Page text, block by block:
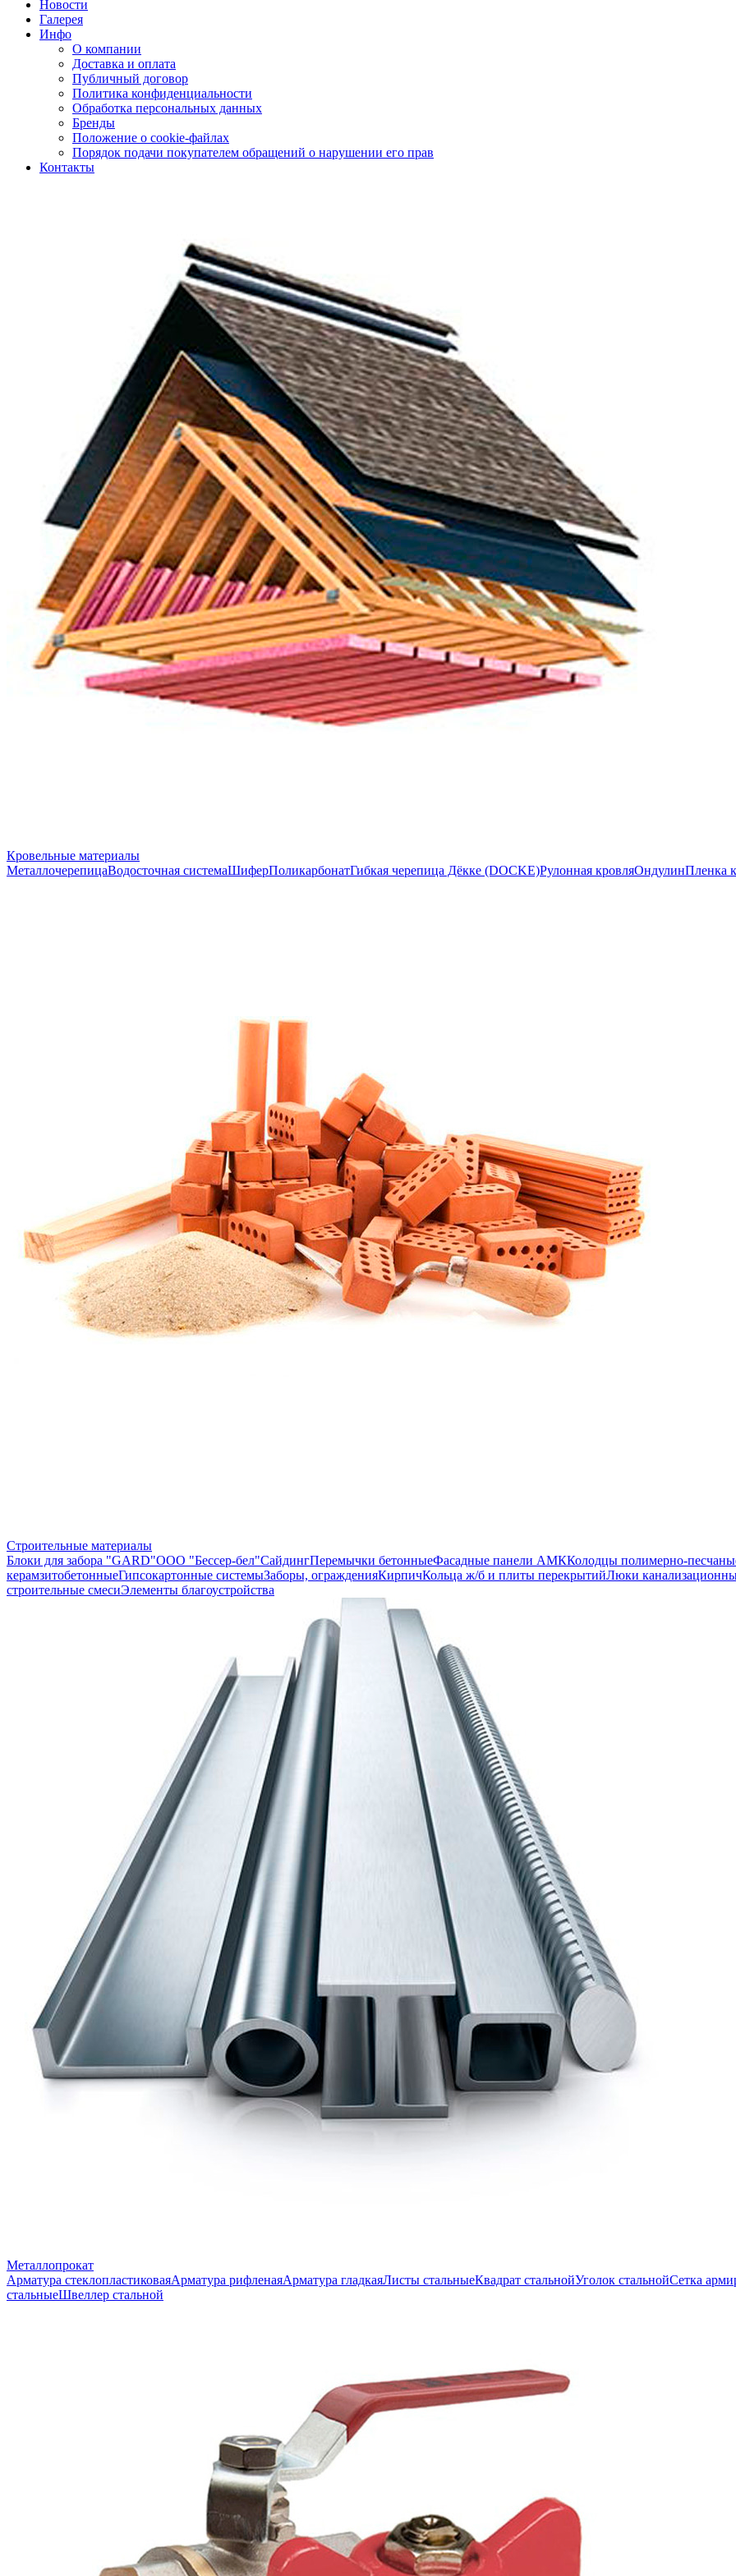
Новости
Галерея
Инфо
О компании
Доставка и оплата
Публичный договор
Политика конфиденциальности
Обработка персональных данных
Бренды
Положение о cookie-файлах
Порядок подачи покупателем обращений о нарушении его прав
Контакты
Кровельные материалы
МеталлочерепицаВодосточная системаШиферПоликарбонатГибкая черепица Дёкке (DOCKE)Рулонная кровляОндулинПленка
Строительные материалы
Блоки для забора "GARD"ООО "Бессер-бел"СайдингПеремычки бетонныеФасадные панели АМККолодцы полимерно-
керамзитобетонныеГипсокартонные системыЗаборы, огражденияКирпичКольца ж/б и плиты перекрытийЛюки
строительные смесиЭлементы благоустройства
Металлопрокат
Арматура стеклопластиковаяАрматура рифленаяАрматура гладкаяЛисты стальныеКвадрат стальнойУголок стальнойСетка
стальныеШвеллер стальной